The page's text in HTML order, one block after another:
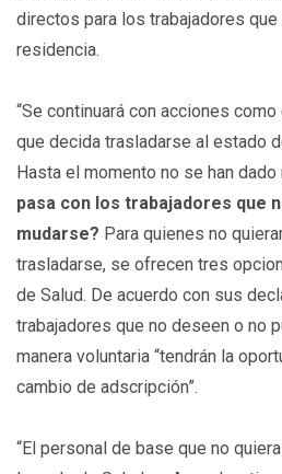
directos para los trabajadores
residencia.
“Se continuará con acciones
que decida trasladarse al estado
Hasta el momento no se han
pasa con los trabajadores que
mudarse? Para quienes no
trasladarse, se ofrecen tres
de Salud. De acuerdo con sus
trabajadores que no deseen o no
manera voluntaria “tendrán la
cambio de adscripción”.
“El personal de base que no